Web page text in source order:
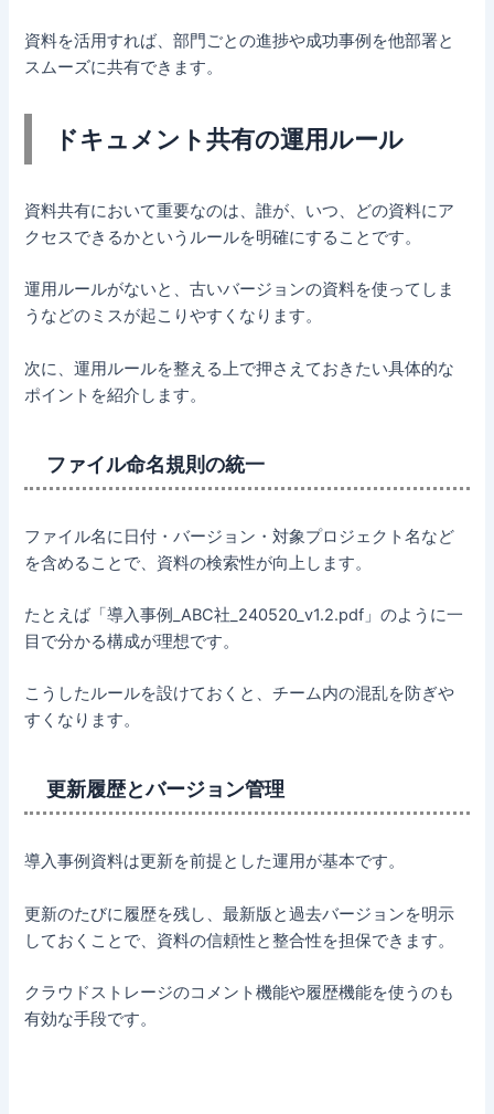
資料を活用すれば、部門ごとの進捗や成功事例を他部署と
スムーズに共有できます。
ドキュメント共有の運用ルール
資料共有において重要なのは、誰が、いつ、どの資料にア
クセスできるかというルールを明確にすることです。
運用ルールがないと、古いバージョンの資料を使ってしま
うなどのミスが起こりやすくなります。
次に、運用ルールを整える上で押さえておきたい具体的な
ポイントを紹介します。
ファイル命名規則の統一
ファイル名に日付・バージョン・対象プロジェクト名など
を含めることで、資料の検索性が向上します。
たとえば「導入事例_ABC社_240520_v1.2.pdf」のように一
目で分かる構成が理想です。
こうしたルールを設けておくと、チーム内の混乱を防ぎや
すくなります。
更新履歴とバージョン管理
導入事例資料は更新を前提とした運用が基本です。
更新のたびに履歴を残し、最新版と過去バージョンを明示
しておくことで、資料の信頼性と整合性を担保できます。
クラウドストレージのコメント機能や履歴機能を使うのも
有効な手段です。